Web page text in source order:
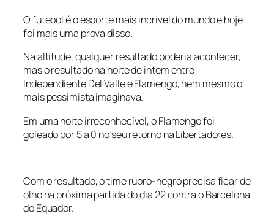
O futebol é o esporte mais incrível do mundo e hoje
foi mais uma prova disso.
Na altitude, qualquer resultado poderia acontecer,
mas o resultado na noite de intem entre
Independiente Del Valle e Flamengo, nem mesmo o
mais pessimista imaginava.
Em uma noite irreconhecível, o Flamengo foi
goleado por 5 a 0 no seu retorno na Libertadores.
Com o resultado, o time rubro-negro precisa ficar de
olho na próxima partida do dia 22 contra o Barcelona
do Equador.